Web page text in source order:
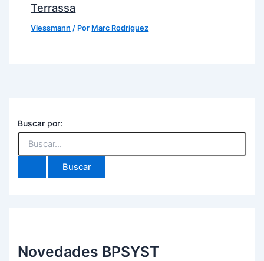
Terrassa
Viessmann / Por Marc Rodríguez
Buscar por:
Novedades BPSYST